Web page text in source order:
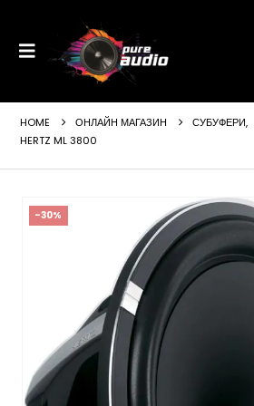
HOME ОНЛАЙН МАГАЗИН СУБУФЕРИ,
HERTZ ML 3800
-30%